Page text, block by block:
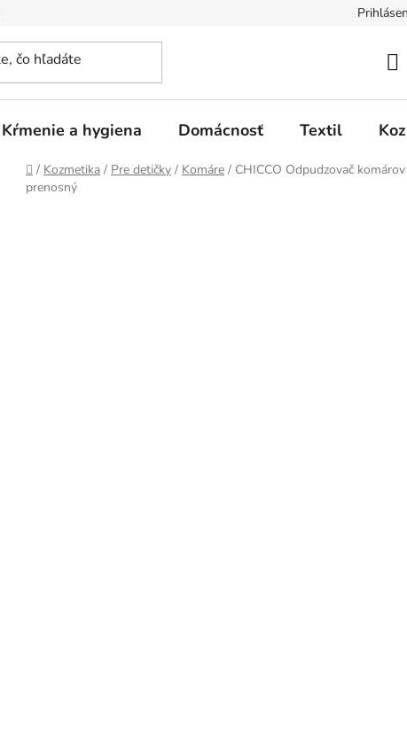
Obchodné
Kŕmenie a hygiena Domácnosť Textil
Domov
/ Kozmetika / Pre detičky / Komáre / CHICCO Odpudzovač
prenosný